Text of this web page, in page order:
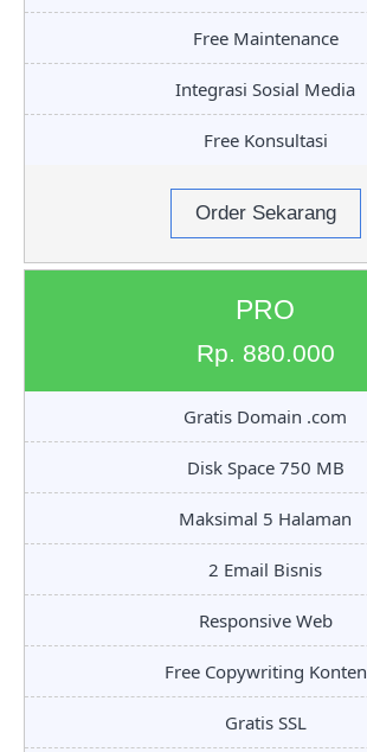
Free Maintenance
Integrasi Sosial Media
Free Konsultasi
Order Sekarang
PRO
Rp. 880.000
Gratis Domain .com
Disk Space 750 MB
Maksimal 5 Halaman
2 Email Bisnis
Responsive Web
Free Copywriting Konten
Gratis SSL